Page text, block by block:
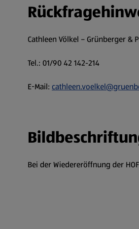
Cathleen Völkel – Grünberger &
Tel.: 01/90 42 142-214
E-Mail:
Bei der Wiedereröffnung der